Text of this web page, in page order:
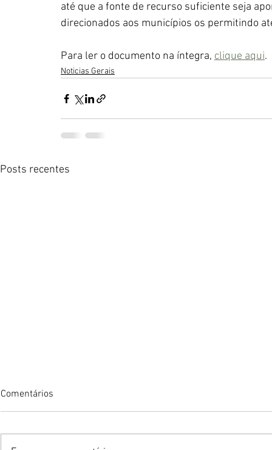
até que a fonte de recurso suficiente seja
direcionados aos municípios os permitindo
Para ler o documento na íntegra, clique aqui.
Noticias Gerais
Posts recentes
Comentários